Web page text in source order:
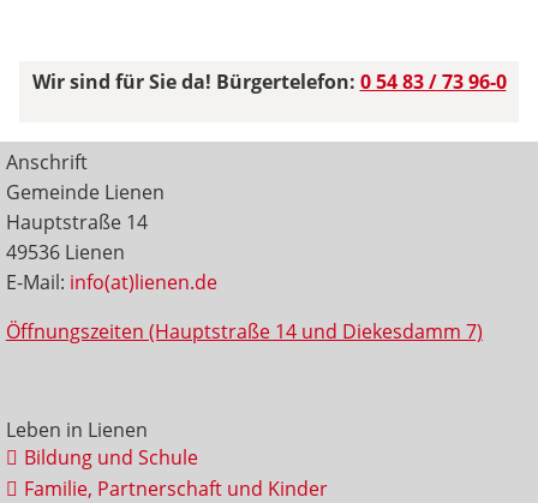
Wir sind für Sie da! Bürgertelefon: 0 54 83 / 73 96-0
Anschrift
Gemeinde Lienen
Hauptstraße 14
49536 Lienen
E-Mail: info(at)lienen.de
Öffnungszeiten (Hauptstraße 14 und Diekesdamm 7)
Leben in Lienen
Bildung und Schule
Familie, Partnerschaft und Kinder